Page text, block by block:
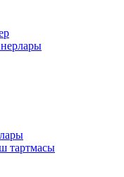
тартмасы